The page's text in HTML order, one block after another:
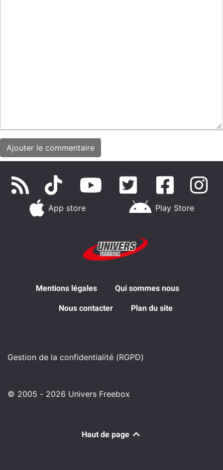
App store Play Store
Mentions légales Qui sommes nous
Nous contacter Plan du site
Gestion de la confidentialité (RGPD)
© 2005 - 2026 Univers Freebox
Haut de page